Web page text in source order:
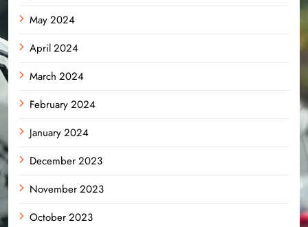
May 2024
April 2024
March 2024
February 2024
January 2024
December 2023
November 2023
October 2023